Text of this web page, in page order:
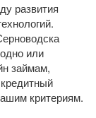
развития
или
займам,
критериям.